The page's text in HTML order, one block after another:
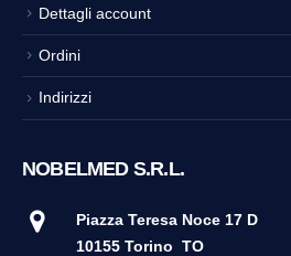
Dettagli account
Ordini
Indirizzi
NOBELMED S.R.L.
Piazza Teresa Noce 17 D
10155 Torino TO